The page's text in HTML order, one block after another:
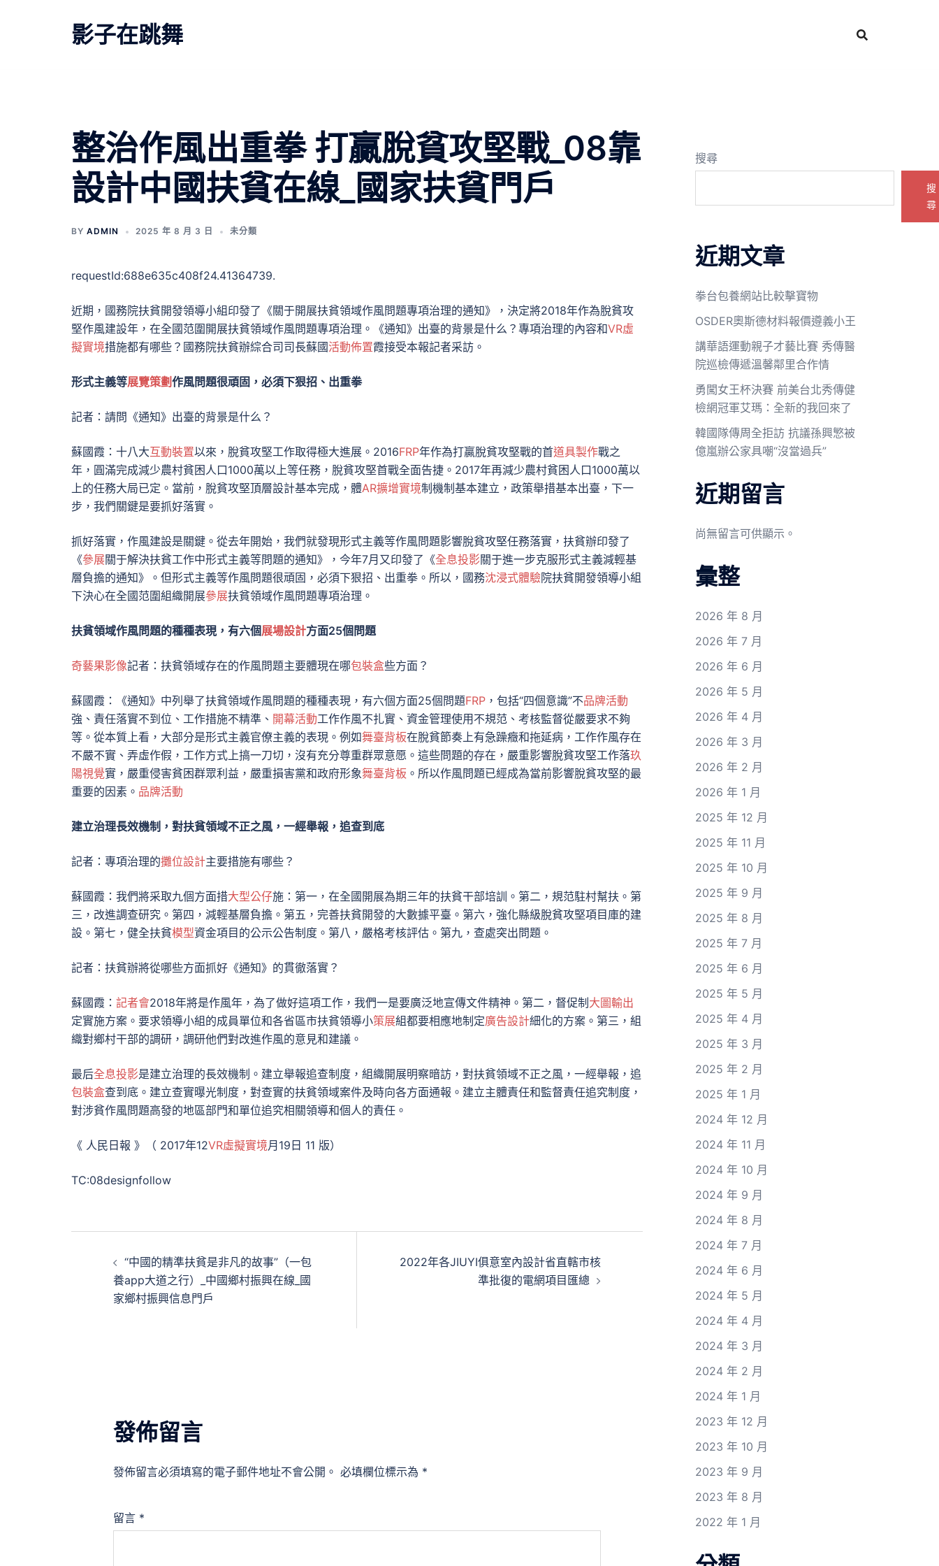
影子在跳舞
整治作風出重拳 打贏脫貧攻堅戰_08靠
設計中國扶貧在線_國家扶貧門戶
BY ADMIN 2025 年 8 月 3 日 未分類
requestId:688e635c408f24.41364739.
近期，國務院扶貧開發領導小組印發了《關于開展扶貧領域作風問題專項治理的通知》，決定將2018年作為脫貧攻
堅作風建設年，在全國范圍開展扶貧領域作風問題專項治理。《通知》出臺的背景是什么？專項治理的內容和VR虛
擬實境措施都有哪些？國務院扶貧辦綜合司司長蘇國活動佈置霞接受本報記者采訪。
形式主義等展覽策劃作風問題很頑固，必須下狠招、出重拳
記者：請問《通知》出臺的背景是什么？
蘇國霞：十八大互動裝置以來，脫貧攻堅工作取得極大進展。2016FRP年作為打贏脫貧攻堅戰的首道具製作戰之
年，圓滿完成減少農村貧困人口1000萬以上等任務，脫貧攻堅首戰全面告捷。2017年再減少農村貧困人口1000萬以
上的任務大局已定。當前，脫貧攻堅頂層設計基本完成，體AR擴增實境制機制基本建立，政策舉措基本出臺，下一
步，我們關鍵是要抓好落實。
抓好落實，作風建設是關鍵。從去年開始，我們就發現形式主義等作風問題影響脫貧攻堅任務落實，扶貧辦印發了
《參展關于解決扶貧工作中形式主義等問題的通知》，今年7月又印發了《全息投影關于進一步克服形式主義減輕基
層負擔的通知》。但形式主義等作風問題很頑固，必須下狠招、出重拳。所以，國務沈浸式體驗院扶貧開發領導小組
下決心在全國范圍組織開展參展扶貧領域作風問題專項治理。
扶貧領域作風問題的種種表現，有六個展場設計方面25個問題
奇藝果影像記者：扶貧領域存在的作風問題主要體現在哪包裝盒些方面？
蘇國霞：《通知》中列舉了扶貧領域作風問題的種種表現，有六個方面25個問題FRP ，包括“四個意識”不品牌活動
強、責任落實不到位、工作措施不精準、 開幕活動工作作風不扎實、資金管理使用不規范、考核監督從嚴要求不夠
等。從本質上看，大部分是形式主義官僚主義的表現。例如舞臺背板在脫貧節奏上有急躁癥和拖延病，工作作風存在
不嚴不實、弄虛作假，工作方式上搞一刀切，沒有充分尊重群眾意愿。這些問題的存在，嚴重影響脫貧攻堅工作落玖
陽視覺實，嚴重侵害貧困群眾利益，嚴重損害黨和政府形象舞臺背板 。所以作風問題已經成為當前影響脫貧攻堅的最
重要的因素。 品牌活動
建立治理長效機制，對扶貧領域不正之風，一經舉報，追查到底
記者：專項治理的攤位設計主要措施有哪些？
蘇國霞：我們將采取九個方面措大型公仔施：第一，在全國開展為期三年的扶貧干部培訓。第二，規范駐村幫扶。第
三，改進調查研究。第四，減輕基層負擔。第五，完善扶貧開發的大數據平臺。第六，強化縣級脫貧攻堅項目庫的建
設。第七，健全扶貧模型資金項目的公示公告制度。第八，嚴格考核評估。第九，查處突出問題。
記者：扶貧辦將從哪些方面抓好《通知》的貫徹落實？
蘇國霞： 記者會2018年將是作風年，為了做好這項工作，我們一是要廣泛地宣傳文件精神。第二，督促制 大圖輸出
定實施方案。要求領導小組的成員單位和各省區市扶貧領導小策展組都要相應地制定廣告設計細化的方案。第三，組
織對鄉村干部的調研，調研他們對改進作風的意見和建議。
最后全息投影是建立治理的長效機制。建立舉報追查制度，組織開展明察暗訪，對扶貧領域不正之風，一經舉報，追
包裝盒查到底。建立查實曝光制度，對查實的扶貧領域案件及時向各方面通報。建立主體責任和監督責任追究制度，
對涉貧作風問題高發的地區部門和單位追究相關領導和個人的責任。
《 人民日報 》（ 2017年12VR虛擬實境月19日 11 版）
TC:08designfollow
“中國的精準扶貧是非凡的故事”（一包
養app大道之行）_中國鄉村振興在線_國
家鄉村振興信息門戶
2022年各JIUYI俱意室內設計省直轄市核
準批復的電網項目匯總
發佈留言
發佈留言必須填寫的電子郵件地址不會公開。 必填欄位標示為 *
留言 *
搜尋
搜
尋
近期文章
拳台包養網站比較擊寶物
OSDER奧斯德材料報價遵義小王
講華語運動親子才藝比賽 秀傳醫
院巡檢傳遞溫馨鄰里合作情
勇闖女王杯決賽 前美台北秀傳健
檢網冠軍艾瑪：全新的我回來了
韓國隊傳周全拒訪 抗議孫興慜被
億嵐辦公家具嘲“沒當過兵”
近期留言
尚無留言可供顯示。
彙整
2026 年 8 月
2026 年 7 月
2026 年 6 月
2026 年 5 月
2026 年 4 月
2026 年 3 月
2026 年 2 月
2026 年 1 月
2025 年 12 月
2025 年 11 月
2025 年 10 月
2025 年 9 月
2025 年 8 月
2025 年 7 月
2025 年 6 月
2025 年 5 月
2025 年 4 月
2025 年 3 月
2025 年 2 月
2025 年 1 月
2024 年 12 月
2024 年 11 月
2024 年 10 月
2024 年 9 月
2024 年 8 月
2024 年 7 月
2024 年 6 月
2024 年 5 月
2024 年 4 月
2024 年 3 月
2024 年 2 月
2024 年 1 月
2023 年 12 月
2023 年 10 月
2023 年 9 月
2023 年 8 月
2022 年 1 月